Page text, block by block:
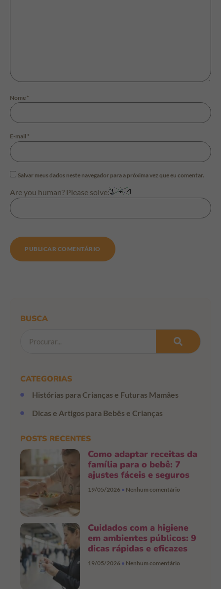
Nome *
E-mail *
Salvar meus dados neste navegador para a próxima vez que eu comentar.
Are you human? Please solve:
BUSCA
CATEGORIAS
Histórias para Crianças e Futuras Mamães
Dicas e Artigos para Bebês e Crianças
POSTS RECENTES
Como adaptar receitas da
família para o bebê: 7
ajustes fáceis e seguros
19/05/2026 Nenhum comentário
Cuidados com a higiene
em ambientes públicos: 9
dicas rápidas e eficazes
19/05/2026 Nenhum comentário